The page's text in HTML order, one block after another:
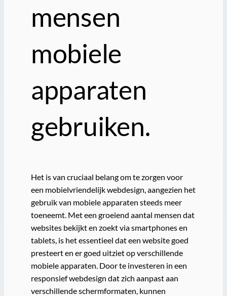
mensen
mobiele
apparaten
gebruiken.
Het is van cruciaal belang om te zorgen voor
een mobielvriendelijk webdesign, aangezien het
gebruik van mobiele apparaten steeds meer
toeneemt. Met een groeiend aantal mensen dat
websites bekijkt en zoekt via smartphones en
tablets, is het essentieel dat een website goed
presteert en er goed uitziet op verschillende
mobiele apparaten. Door te investeren in een
responsief webdesign dat zich aanpast aan
verschillende schermformaten, kunnen